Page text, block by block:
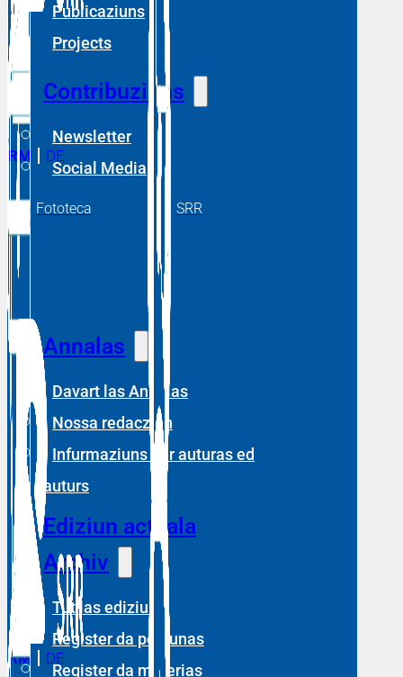
Publicaziuns
Projects
Contribuziuns
Newsletter
Social Media
RM DE
Annalas
Davart las Annalas
Nossa redacziun
Infurmaziuns per auturas ed
auturs
Ediziun actuala
Archiv
Tut las ediziuns
Register da persunas
Register da materias
Fototeca SRR
RM DE